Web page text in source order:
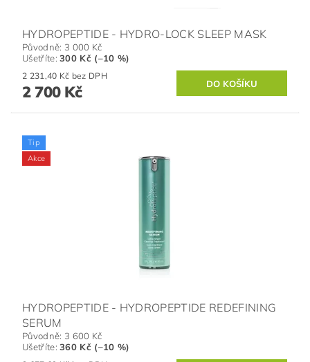
HYDROPEPTIDE - HYDRO-LOCK SLEEP MASK
Původně: 3 000 Kč
Ušetříte:300 Kč (–10 %)
2 231,40 Kč bez DPH
2 700 Kč
Tip
Akce
HYDROPEPTIDE - HYDROPEPTIDE REDEFINING
SERUM
Původně: 3 600 Kč
Ušetříte:360 Kč (–10 %)